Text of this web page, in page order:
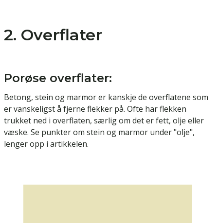
2. Overflater
Porøse overflater:
Betong, stein og marmor er kanskje de overflatene som
er vanskeligst å fjerne flekker på. Ofte har flekken
trukket ned i overflaten, særlig om det er fett, olje eller
væske. Se punkter om stein og marmor under "olje",
lenger opp i artikkelen.